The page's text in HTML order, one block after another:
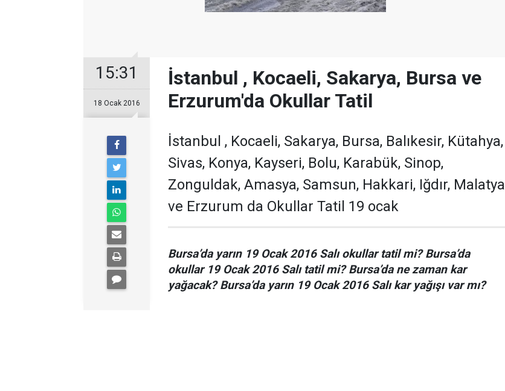
15:31
18 Ocak 2016
İstanbul , Kocaeli, Sakarya, Bursa ve
Erzurum'da Okullar Tatil
İstanbul , Kocaeli, Sakarya, Bursa, Balıkesir, Kütahya,
Sivas, Konya, Kayseri, Bolu, Karabük, Sinop,
Zonguldak, Amasya, Samsun, Hakkari, Iğdır, Malatya
ve Erzurum da Okullar Tatil 19 ocak
Bursa’da yarın 19 Ocak 2016 Salı okullar tatil mi? Bursa’da
okullar 19 Ocak 2016 Salı tatil mi? Bursa’da ne zaman kar
yağacak? Bursa’da yarın 19 Ocak 2016 Salı kar yağışı var mı?